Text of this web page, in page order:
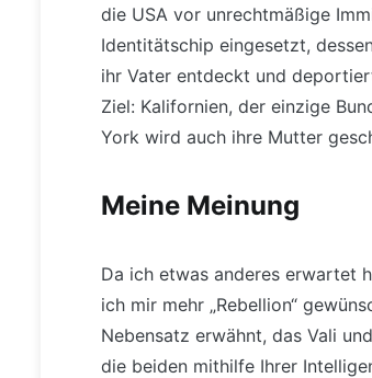
die USA vor unrechtmäßige
Identitätschip eingesetzt,
ihr Vater entdeckt und
Ziel: Kalifornien, der einzige
York wird auch ihre Mutter
Meine Meinung
Da ich etwas anderes erwartet
ich mir mehr „Rebellion“
Nebensatz erwähnt, das Vali
die beiden mithilfe Ihrer